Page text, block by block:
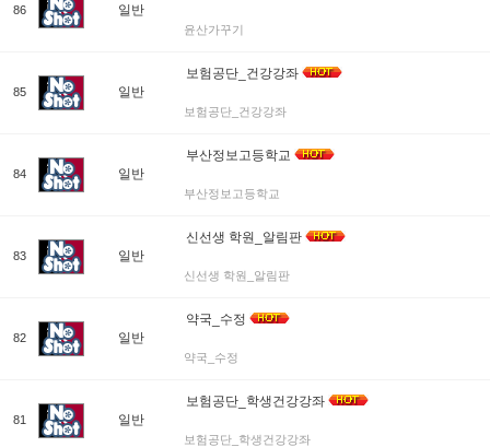
86 일반
윤산가꾸기
85 일반
보험공단_건강강좌
보험공단_건강강좌
84 일반
부산정보고등학교
부산정보고등학교
83 일반
신선생 학원_알림판
신선생 학원_알림판
82 일반
약국_수정
약국_수정
81 일반
보험공단_학생건강강좌
보험공단_학생건강강좌